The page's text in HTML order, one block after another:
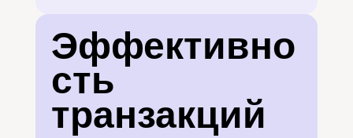
Эффективно
сть
транзакций